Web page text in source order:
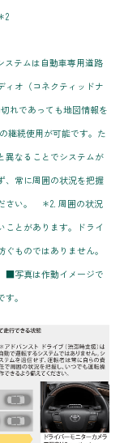
2
ステムは自動車専用道路
ィオ（コネクティッドナ
れであっても地図情報を
継続使用が可能です。た
異なることでシステムが
、常に周囲の状況を把握
さい。 ＊2. 周囲の状況
ことがあります。ドライ
ものではありません。
■写真は作動イメージで
。